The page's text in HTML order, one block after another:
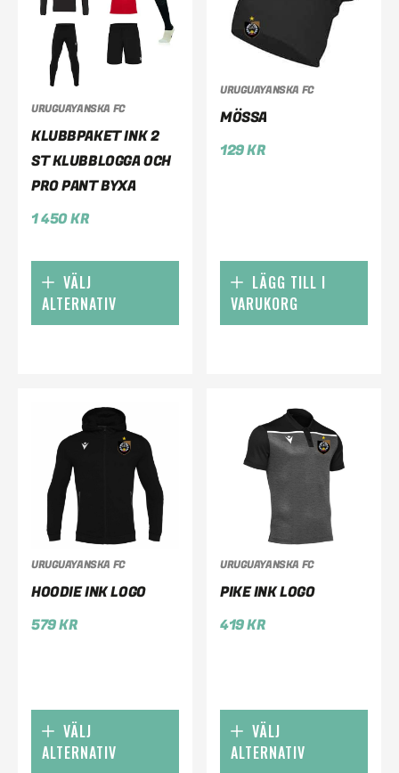
URUGUAYANSKA FC
KLUBBPAKET INK 2
ST KLUBBLOGGA OCH
PRO PANT BYXA
1 450KR
VÄLJ
ALTERNATIV
URUGUAYANSKA FC
MÖSSA
129KR
LÄGG TILL I
VARUKORG
URUGUAYANSKA FC
HOODIE INK LOGO
579KR
VÄLJ
ALTERNATIV
URUGUAYANSKA FC
PIKE INK LOGO
419KR
VÄLJ
ALTERNATIV